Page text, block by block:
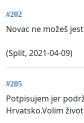
#202
Novac ne možeš
(Split, 2021-04-09)
#205
Potpisujem jer
Hrvatsko.Volim